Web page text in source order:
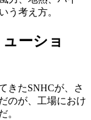
う考え方。
ーショ
きたSNHCが、さ
のが、工場におけ
。